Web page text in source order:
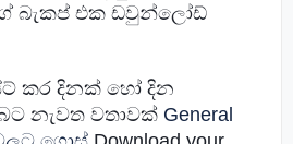
බැකප් එක ඩවුන්ලෝඩ්
කර දිනක් හෝ දින
නැවත වතාවක් General